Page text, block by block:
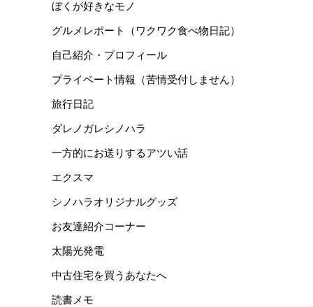
ぼくが好きなモノ
グルメレポート（ワクワク食べ物日記）
自己紹介・プロフィール
プライベート情報（苦情受付しません）
旅行日記
ダレノガレシノハラ
一方的にお送りするアツい話
エクスマ
シノハラオリジナルグッズ
お友達紹介コーナー
太陽光発電
中古住宅を買うあなたへ
読書メモ